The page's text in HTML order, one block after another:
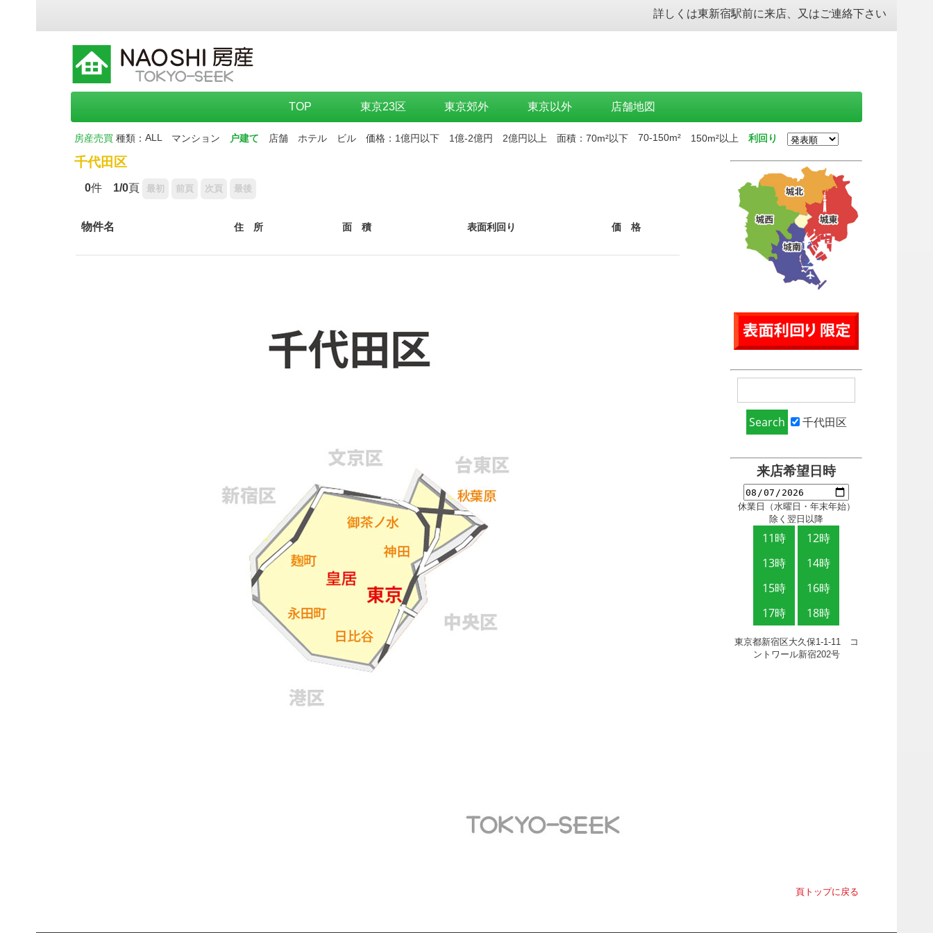
詳しくは東新宿駅前に来店 又はご連絡下さい
TOP 東京23区 東京郊外 東京以外 店舗地図
房産売買 種類： ALL マンション 户建て 店舗 ホテル ビル 価格： 1億円以下 1億-2億円 2億円以上 面積： 70m²以下 70-150m² 150m²以上 利回り
千代田区
0件 1/0頁
物件名 住 所 面 積 表面利回り 価 格
千代田区
来店希望日時
休業日（水曜日・年末年始）
除く翌日以降
東京都新宿区大久保1-1-11 コ
ントワール新宿202号
頁トップに戻る